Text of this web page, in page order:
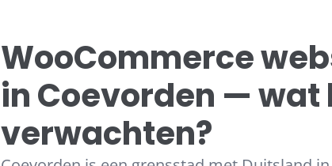
WooCommerce
in Coevorden — wat
verwachten?